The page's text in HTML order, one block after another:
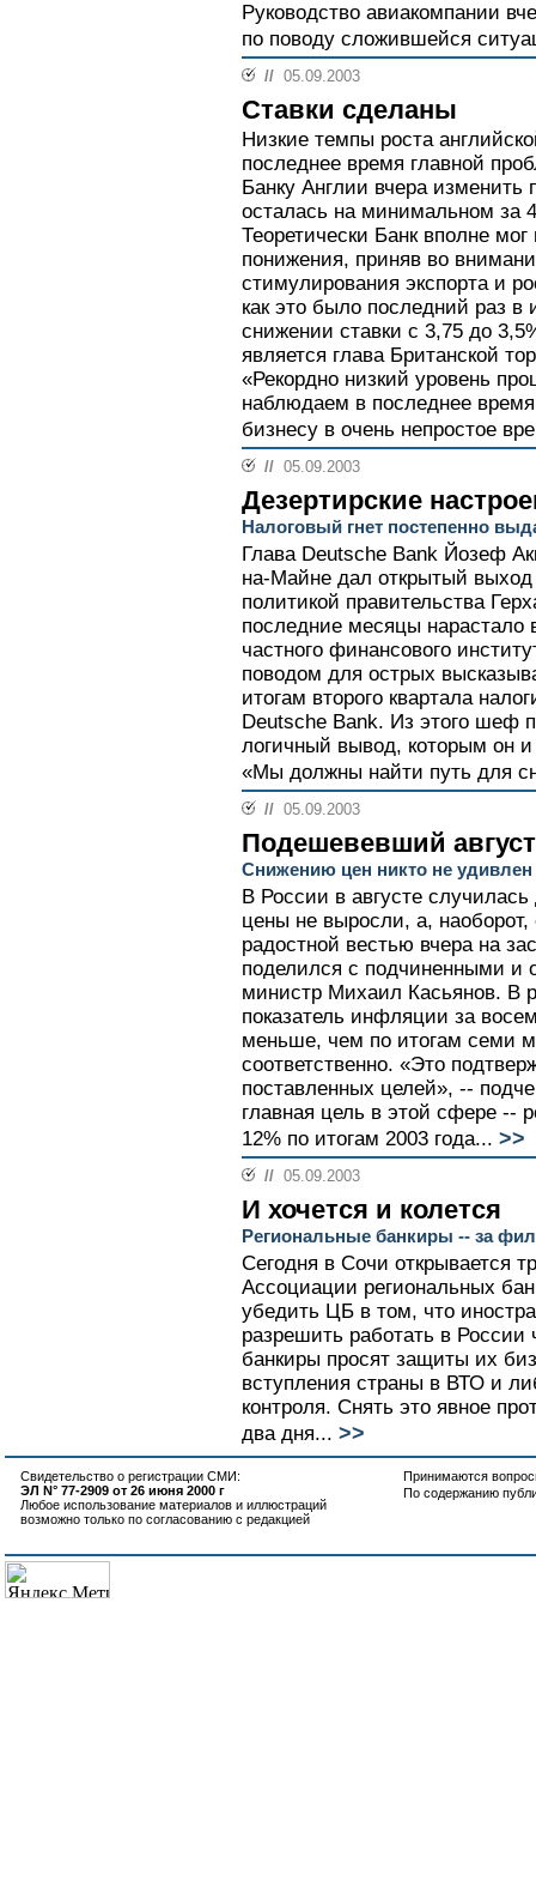
Руководство авиакомпании
по поводу сложившейся
// 05.09.2003
Ставки сделаны
Низкие темпы роста
последнее время главной
Банку Англии вчера изменить
осталась на минимальном за
Теоретически Банк вполне
понижения, приняв во
стимулирования экспорта и
как это было последний раз в
снижении ставки с 3,75 до
является глава Британской
«Рекордно низкий уровень
наблюдаем в последнее
бизнесу в очень непростое
// 05.09.2003
Дезертирские
Налоговый гнет постепенно
Глава Deutsche Bank Йозеф
на-Майне дал открытый выход
политикой правительства
последние месяцы нарастало
частного финансового
поводом для острых
итогам второго квартала
Deutsche Bank. Из этого шеф
логичный вывод, которым он
«Мы должны найти путь для
// 05.09.2003
Подешевевший август
Снижению цен никто не удивлен
В России в августе
цены не выросли, а,
радостной вестью вчера на
поделился с подчиненными и
министр Михаил Касьянов. В
показатель инфляции за
меньше, чем по итогам семи
соответственно. «Это
поставленных целей», --
главная цель в этой сфере --
12% по итогам 2003 года... >>
// 05.09.2003
И хочется и колется
Региональные банкиры -- за
Сегодня в Сочи открывается
Ассоциации региональных
убедить ЦБ в том, что
разрешить работать в
банкиры просят защиты их
вступления страны в ВТО и
контроля. Снять это явное
два дня... >>
Свидетельство о регистрации СМИ:
ЭЛ N° 77-2909 от 26 июня 2000 г
Любое использование материалов и иллюстраций
возможно только по согласованию с редакцией
Принимаются
По содержанию